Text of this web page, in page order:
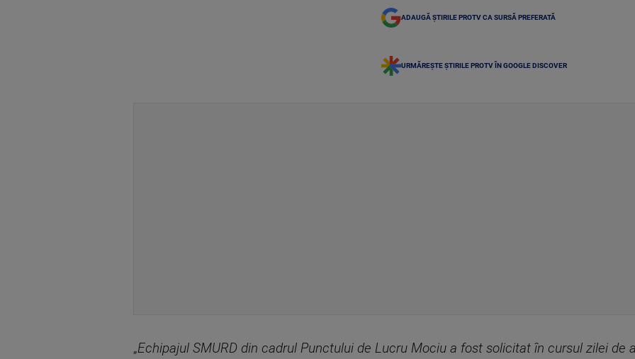
ADAUGĂ ȘTIRILE PROTV CA SURSĂ PREFERATĂ
URMĂREȘTE ȘTIRILE PROTV ÎN GOOGLE DISCOVER
„Echipajul SMURD din cadrul Punctului de Lucru Mociu a fost solicitat în cursul zilei de